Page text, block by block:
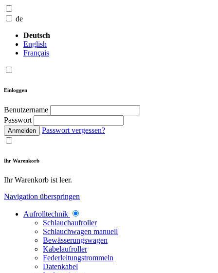
de
Deutsch
English
Français
Einloggen
Benutzername
Passwort
Anmelden Passwort vergessen?
Ihr Warenkorb
Ihr Warenkorb ist leer.
Navigation überspringen
Aufrolltechnik
Schlauchaufroller
Schlauchwagen manuell
Bewässerungswagen
Kabelaufroller
Federleitungstrommeln
Datenkabel